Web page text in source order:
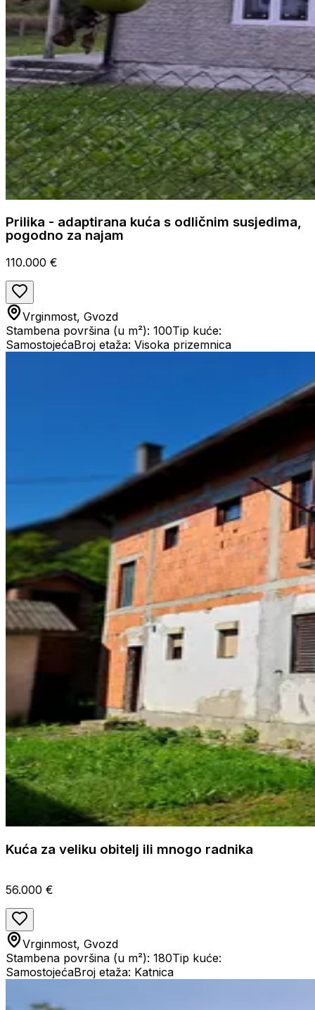
Prilika - adaptirana kuća s odličnim susjedima,
pogodno za najam
110.000 €
Vrginmost, Gvozd
Stambena površina (u m²): 100Tip kuće:
SamostojećaBroj etaža: Visoka prizemnica
Kuća za veliku obitelj ili mnogo radnika
56.000 €
Vrginmost, Gvozd
Stambena površina (u m²): 180Tip kuće:
SamostojećaBroj etaža: Katnica